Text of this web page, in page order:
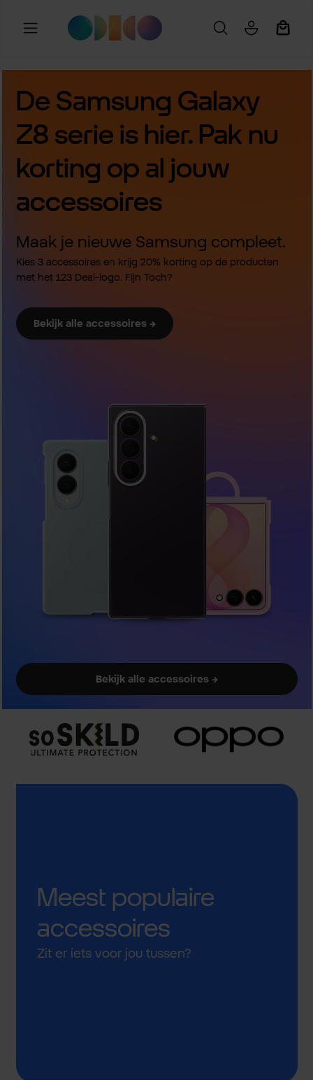
Ga naar de hoofdinhoud
De Samsung Galaxy
Z8 serie is hier. Pak nu
korting op al jouw
accessoires
Maak je nieuwe Samsung compleet.
Kies 3 accessoires en krijg 20% korting op de producten
met het 123 Deal-logo. Fijn Toch?
Bekijk alle accessoires →
Bekijk alle accessoires →
Meest populaire
accessoires
Zit er iets voor jou tussen?